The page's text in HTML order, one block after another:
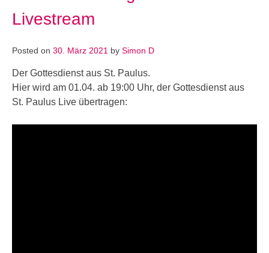
Livestream
Posted on 30. März 2021 by Simon D
Der Gottesdienst aus St. Paulus.
Hier wird am 01.04. ab 19:00 Uhr, der Gottesdienst aus
St. Paulus Live übertragen: